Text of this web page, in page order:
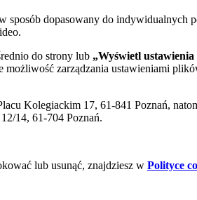
dopasowany do
do strony lub „Wyświetl
zarządzania ustawieniami
Kolegiackim 17, 61-841 Poznań,
14, 61-704 Poznań.
lub usunąć, znajdziesz w Polityce